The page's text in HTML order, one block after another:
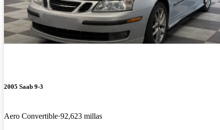
2005 Saab 9-3
Aero Convertible 92,623 millas